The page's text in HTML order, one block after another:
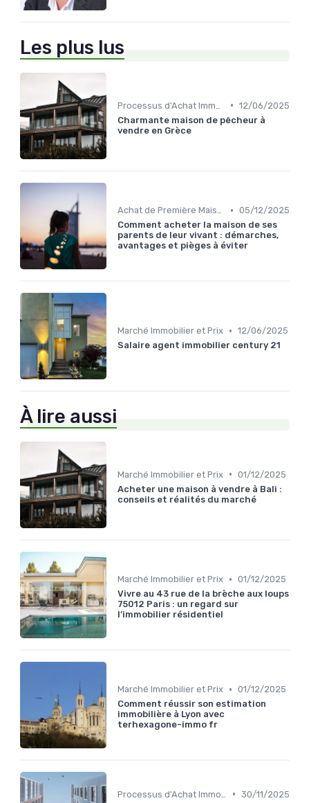
Les plus lus
• 12/06/2025
Charmante maison de pêcheur à
vendre en Grèce
Achat de Première Maison • 05/12/2025
Comment acheter la maison de ses
parents de leur vivant : démarches,
avantages et pièges à éviter
Marché Immobilier et Prix • 12/06/2025
Salaire agent immobilier century 21
À lire aussi
Marché Immobilier et Prix • 01/12/2025
Acheter une maison à vendre à Bali :
conseils et réalités du marché
Marché Immobilier et Prix • 01/12/2025
Vivre au 43 rue de la brèche aux loups
75012 Paris : un regard sur
l’immobilier résidentiel
Marché Immobilier et Prix • 01/12/2025
Comment réussir son estimation
immobilière à Lyon avec
terhexagone-immo fr
• 30/11/2025